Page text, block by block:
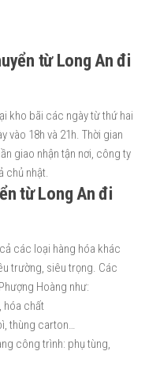
từ Long An đi
kho bãi các ngày từ thứ hai
vào 18h và 21h. Thời gian
giao nhận tận nơi, công ty
chủ nhật.
từ Long An đi
các loại hàng hóa khác
trường, siêu trọng. Các
Hoàng như:
hóa chất
thùng carton…
công trình: phụ tùng,